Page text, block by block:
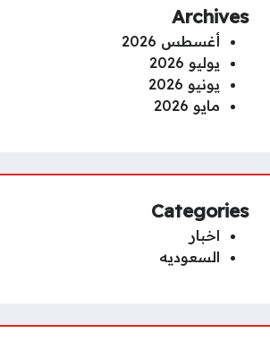
Archives
أغسطس 2026
يوليو 2026
يونيو 2026
مايو 2026
Categories
اخبار
السعوديه